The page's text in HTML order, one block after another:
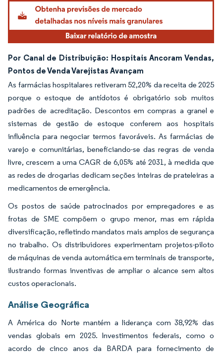
Por Canal de Distribuição: Hospitais Ancoram Vendas,
Pontos de Venda Varejistas Avançam
As farmácias hospitalares retiveram 52,20% da receita de 2025
porque o estoque de antídotos é obrigatório sob muitos
padrões de acreditação. Descontos em compras a granel e
sistemas de gestão de estoque conferem aos hospitais
influência para negociar termos favoráveis. As farmácias de
varejo e comunitárias, beneficiando-se das regras de venda
livre, crescem a uma CAGR de 6,05% até 2031, à medida que
as redes de drogarias dedicam seções inteiras de prateleiras a
medicamentos de emergência.
Os postos de saúde patrocinados por empregadores e as
frotas de SME compõem o grupo menor, mas em rápida
diversificação, refletindo mandatos mais amplos de segurança
no trabalho. Os distribuidores experimentam projetos-piloto
de máquinas de venda automática em terminais de transporte,
ilustrando formas inventivas de ampliar o alcance sem altos
custos operacionais.
Análise Geográfica
A América do Norte mantém a liderança com 38,92% das
vendas globais em 2025. Investimentos federais, como o
acordo de cinco anos da BARDA para fornecimento de